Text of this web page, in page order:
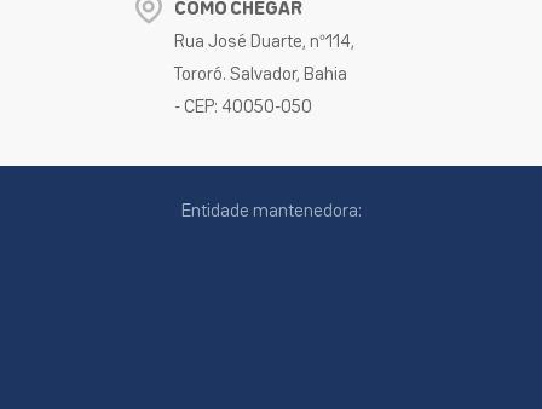
COMO CHEGAR
Rua José Duarte, nº114,
Tororó. Salvador, Bahia
- CEP: 40050-050
Entidade mantenedora: